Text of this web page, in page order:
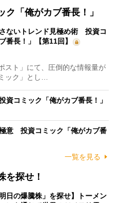
「俺がカブ番長！」
さないトレンド見極め術 投資コ
番長！」【第11回】
ト」にて、圧倒的な情報量が
ック」とし…
コミック「俺がカブ番長！」
意 投資コミック「俺がカブ番
一覧を見る
を探せ！
日の爆騰株」を探せ】トーメン